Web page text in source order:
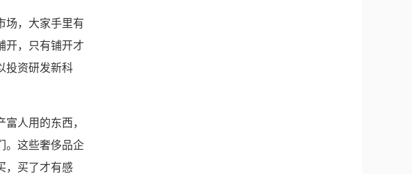
场，大家手里有
开，只有铺开才
投资研发新科
人用的东西，
。这些奢侈品企
，买了才有感